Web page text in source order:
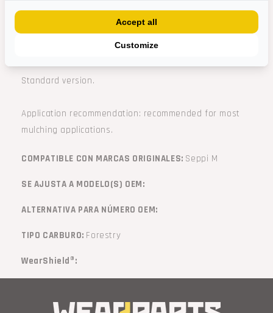
HRT® tool for Seppi M mulchers. Tool with
three carbide tips and one M18 bolt hole.
Standard version.
Application recommendation: recommended for most
mulching applications.
COMPATIBLE CON MARCAS ORIGINALES: Seppi M
SE AJUSTA A MODELO(S) OEM:
ALTERNATIVA PARA NÚMERO OEM:
TIPO CARBURO: Forestry
WearShield®:
Customize
Accept all